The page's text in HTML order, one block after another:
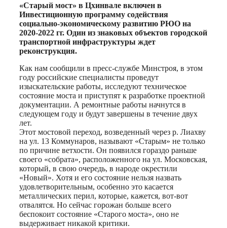
«Старый мост» в Цхинвале включен в
Инвестиционную программу содействия
социально-экономическому развитию РЮО на
2020-2022 гг. Один из знаковых объектов городской
транспортной инфраструктуры ждет
реконструкция.
Как нам сообщили в пресс-службе Минстроя, в этом
году российские специалисты проведут
изыскательские работы, исследуют техническое
состояние моста и приступят к разработке проектной
документации. А ремонтные работы начнутся в
следующем году и будут завершены в течение двух
лет.
Этот мостовой переход, возведенный через р. Лиахву
на ул. 13 Коммунаров, называют «Старым» не только
по причине ветхости. Он появился гораздо раньше
своего «собрата», расположенного на ул. Московская,
который, в свою очередь, в народе окрестили
«Новый». Хотя и его состояние нельзя назвать
удовлетворительным, особенно это касается
металлических перил, которые, кажется, вот-вот
отвалятся. Но сейчас горожан больше всего
беспокоит состояние «Старого моста», оно не
выдерживает никакой критики.